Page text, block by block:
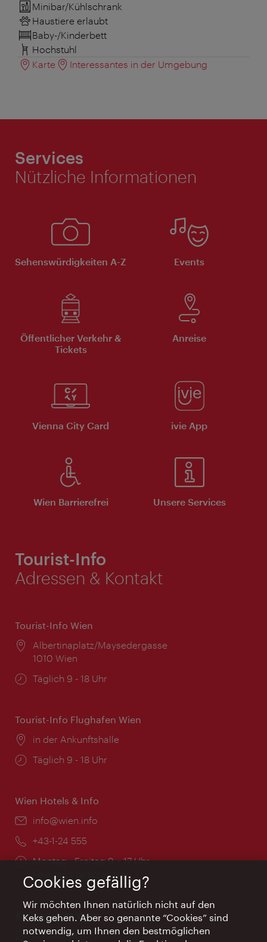
Minibar/Kühlschrank
Haustiere erlaubt
Baby-/Kinderbett
Hochstuhl
Karte
Interessantes in der Umgebung
Services
Nützliche Informationen
Sehenswürdigkeiten A-Z Events
Öffentlicher Verkehr &
Tickets
Anreise
Vienna City Card ivie App
Wien Barrierefrei Unsere Services
Tourist-Info
Adressen & Kontakt
Tourist-Info Wien
Ort:
Albertinaplatz/Maysedergasse
1010 Wien
Öffnungszeiten:
Täglich 9 - 18 Uhr
Tourist-Info Flughafen Wien
Ort:
in der Ankunftshalle
Öffnungszeiten:
Täglich 9 - 18 Uhr
Wien Hotels & Info
Email:
info@wien.info
Telefon:
+43-1-24 555
Öffnungszeiten:
Montag - Freitag 9 – 17 Uhr
Feiertags geschlossen
AI Concierge Wien
Ort:
concierge.wien.info
Cookies gefällig?
Wir möchten Ihnen natürlich nicht auf den
Keks gehen. Aber so genannte “Cookies” sind
notwendig, um Ihnen den bestmöglichen